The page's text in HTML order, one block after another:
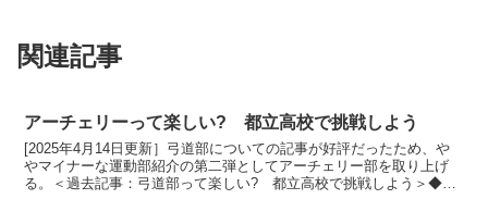
関連記事
アーチェリーって楽しい? 都立高校で挑戦しよう
[2025年4月14日更新］弓道部についての記事が好評だったため、や
やマイナーな運動部紹介の第二弾としてアーチェリー部を取り上げ
る。＜過去記事：弓道部って楽しい? 都立高校で挑戦しよう＞◆都